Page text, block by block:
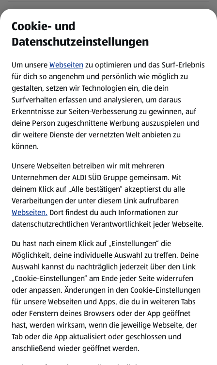
Newsletter
WhatsApp
Über ALDI SÜD
Filialen
Nachhaltigkeit
Karriere
Presse
Hilfe & Kontakt
(öffnet in einem neuen Tab)
Unternehmen
Folge uns hier:
Cookie- und
Datenschutzeinstellungen
Um unsereWebseitenzu optimieren und das Surf-Erlebnis
für dich so angenehm und persönlich wie möglich zu
gestalten, setzen wir Technologien ein, die dein
Surfverhalten erfassen und analysieren, um daraus
Erkenntnisse zur Seiten-Verbesserung zu gewinnen, auf
deine Person zugeschnittene Werbung auszuspielen und
dir weitere Dienste der vernetzten Welt anbieten zu
können.
Unsere Webseiten betreiben wir mit mehreren
Unternehmen der ALDI SÜD Gruppe gemeinsam. Mit
deinem Klick auf „Alle bestätigen“ akzeptierst du alle
Verarbeitungen der unter diesem Link aufrufbaren
Webseiten. Dort findest du auch Informationen zur
datenschutzrechtlichen Verantwortlichkeit jeder Webseite.
Du hast nach einem Klick auf „Einstellungen“ die
Möglichkeit, deine individuelle Auswahl zu treffen. Deine
Auswahl kannst du nachträglich jederzeit über den Link
„Cookie-Einstellungen“ am Ende jeder Seite widerrufen
oder anpassen. Änderungen in den Cookie-Einstellungen
für unsere Webseiten und Apps, die du in weiteren Tabs
oder Fenstern deines Browsers oder der App geöffnet
hast, werden wirksam, wenn die jeweilige Webseite, der
Tab oder die App aktualisiert oder geschlossen und
anschließend wieder geöffnet werden.